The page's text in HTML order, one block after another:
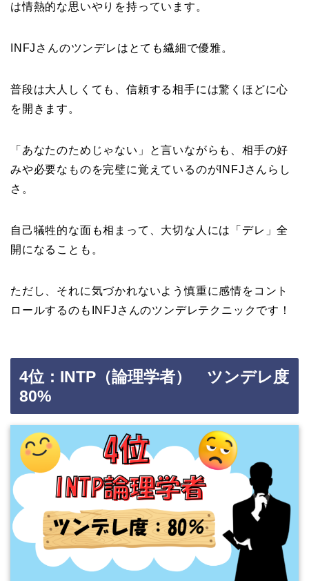
は情熱的な思いやりを持っています。
INFJさんのツンデレはとても繊細で優雅。
普段は大人しくても、信頼する相手には驚くほどに心
を開きます。
「あなたのためじゃない」と言いながらも、相手の好
みや必要なものを完璧に覚えているのがINFJさんらし
さ。
自己犠牲的な面も相まって、大切な人には「デレ」全
開になることも。
ただし、それに気づかれないよう慎重に感情をコント
ロールするのもINFJさんのツンデレテクニックです！
4位：INTP（論理学者） ツンデレ度
80%